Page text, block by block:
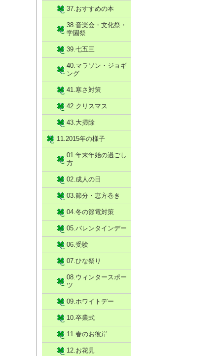
37.おすすめの本
38.音楽会・文化祭・
学園祭
39.七五三
40.マラソン・ジョギ
ング
41.寒さ対策
42.クリスマス
43.大掃除
11.2015年の様子
01.年末年始の過ごし
方
02.成人の日
03.節分・恵方巻き
04.冬の節電対策
05.バレンタインデー
06.受験
07.ひな祭り
08.ウィンタースポー
ツ
09.ホワイトデー
10.卒業式
11.春のお彼岸
12.お花見